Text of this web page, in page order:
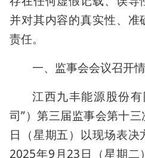
并对其内容的真实性、
责任。
一、监事会会议召开
江西九丰能源股份
司”）第三届监事会第十
日（星期五）以现场表
2025年9月23日（星期二